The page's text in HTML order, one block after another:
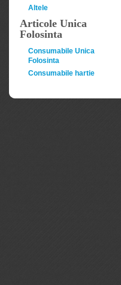
Altele
Articole Unica
Folosinta
Consumabile Unica
Folosinta
Consumabile hartie